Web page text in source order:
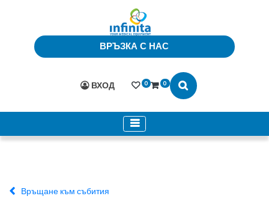
ВРЪЗКА С НАС
ВХОД 0 0
Връщане към събития